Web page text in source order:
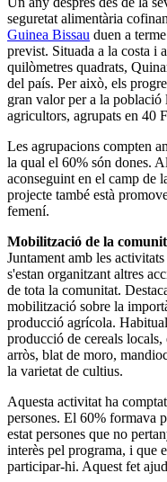
seguretat alimentària
Guinea Bissau duen a
previst. Situada a la costa i
quilòmetres quadrats,
del país. Per això, els
gran valor per a la
agricultors, agrupats en 40
Les agrupacions compten
la qual el 60% són dones.
aconseguint en el camp de
projecte també està
femení.
Mobilització de la
Juntament amb les
s'estan organitzant altres
de tota la comunitat.
mobilització sobre la
producció agrícola.
producció de cereals
arròs, blat de moro,
la varietat de cultius.
Aquesta activitat ha
persones. El 60% formava
estat persones que no
interès pel programa, i que
participar-hi. Aquest fet